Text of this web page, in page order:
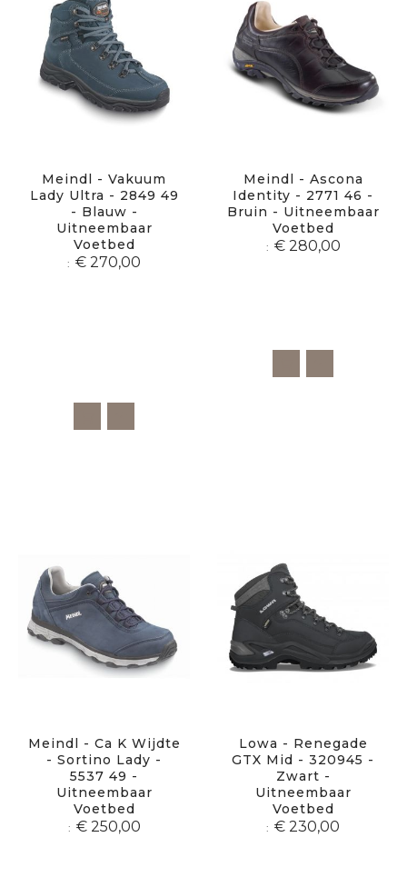
Meindl - Vakuum
Lady Ultra - 2849 49
- Blauw -
Uitneembaar
Voetbed
€ 270,00
Meindl - Ascona
Identity - 2771 46 -
Bruin - Uitneembaar
Voetbed
€ 280,00
Meindl - Ca K Wijdte
- Sortino Lady -
5537 49 -
Uitneembaar
Voetbed
€ 250,00
Lowa - Renegade
GTX Mid - 320945 -
Zwart -
Uitneembaar
Voetbed
€ 230,00